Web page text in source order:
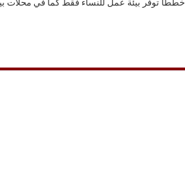
خططاً توفر بيئة عمل للنساء فقط كما في محلات